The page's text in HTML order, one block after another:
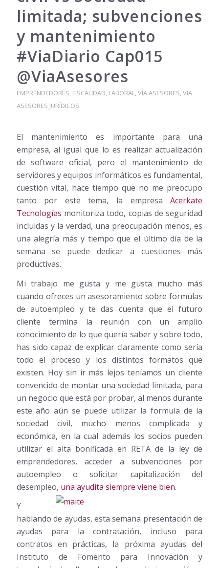
limitada; subvenciones
y mantenimiento
#ViaDiario Cap015
@ViaAsesores
EMPRENDEDORES FISCALIDAD LABORAL VÍA ASESORES VIA
ASESORES JURÍDICOS
El mantenimiento es importante para una
empresa, al igual que lo es realizar actualización
de software oficial, pero el mantenimiento de
servidores y equipos informáticos es fundamental,
cuestión vital, hace tiempo que no me preocupo
tanto por este tema, la empresaAcerkate
Tecnologías monitoriza todo, copias de seguridad
incluidas y la verdad, una preocupación menos, es
una alegría más y tiempo que el último día de la
semana se puede dedicar a cuestiones más
productivas.
Mi trabajo me gusta y me gusta mucho más
cuando ofreces un asesoramiento sobre formulas
de autoempleo y te das cuenta que el futuro
cliente termina la reunión con un amplio
conocimiento de lo que quería saber y sobre todo,
has sido capaz de explicar claramente como sería
todo el proceso y los distintos formatos que
existen. Hoy sin ir más lejos teníamos un cliente
convencido de montar una sociedad limitada, para
un negocio que está por probar, al menos durante
este año aún se puede utilizar la formula de la
sociedad civil, mucho menos complicada y
económica, en la cual además los socios pueden
utilizar el alta bonificada en RETA de la ley de
emprendedores, acceder a subvenciones por
autoempleo o solicitar capitalización del
desempleo, una ayudita siempre viene bien.
Y
hablando de ayudas, esta semana presentación de
ayudas para la contratación, incluso para
contratos en prácticas, la próxima ayudas del
Instituto de Fomento para Innovación y